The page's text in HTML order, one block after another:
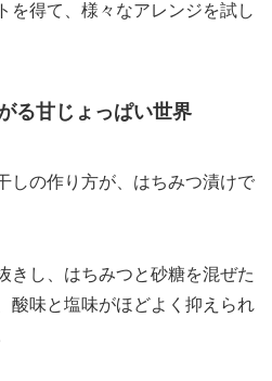
を得て、様々なアレンジを試し
る甘じょっぱい世界
しの作り方が、はちみつ漬けで
きし、はちみつと砂糖を混ぜた
酸味と塩味がほどよく抑えられ